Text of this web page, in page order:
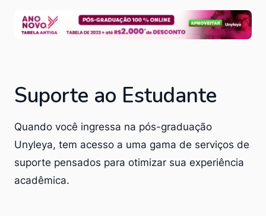
Suporte ao Estudante
Quando você ingressa na pós-graduação
Unyleya, tem acesso a uma gama de serviços de
suporte pensados para otimizar sua experiência
acadêmica.